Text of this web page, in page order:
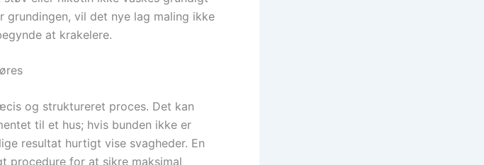
grundingen, vil det nye lag maling ikke
at krakelere.
og struktureret proces. Det kan
til et hus; hvis bunden ikke er
resultat hurtigt vise svagheder. En
procedure for at sikre maksimal